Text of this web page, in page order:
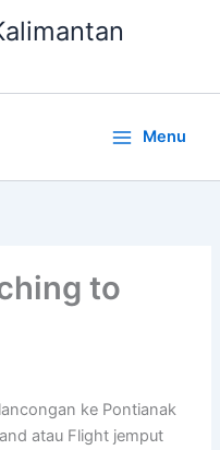
Menu
to
ke Pontianak
atau Flight jemput